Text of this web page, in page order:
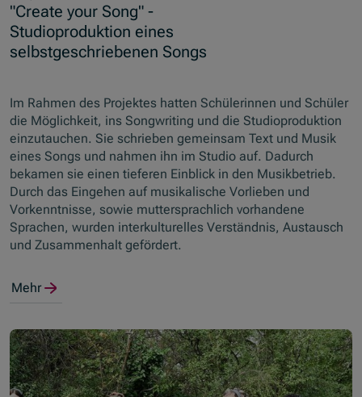
"Create your Song" -
Studioproduktion eines
selbstgeschriebenen Songs
Im Rahmen des Projektes hatten Schülerinnen und Schüler
die Möglichkeit, ins Songwriting und die Studioproduktion
einzutauchen. Sie schrieben gemeinsam Text und Musik
eines Songs und nahmen ihn im Studio auf. Dadurch
bekamen sie einen tieferen Einblick in den Musikbetrieb.
Durch das Eingehen auf musikalische Vorlieben und
Vorkenntnisse, sowie muttersprachlich vorhandene
Sprachen, wurden interkulturelles Verständnis, Austausch
und Zusammenhalt gefördert.
Mehr